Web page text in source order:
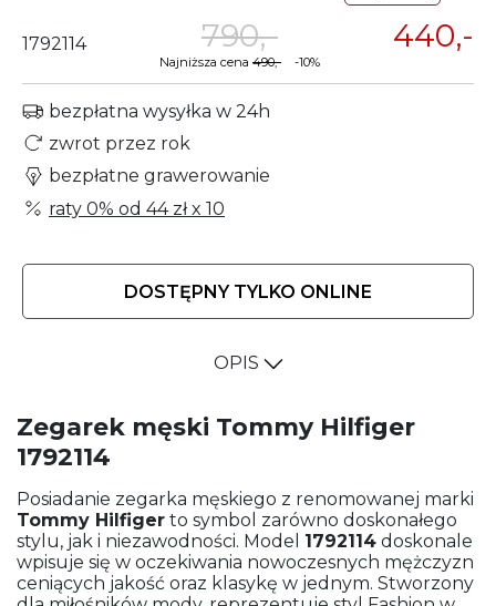
1792114 440,-
790,-
Najniższa cena 490,- -10%
bezpłatna wysyłka w 24h
zwrot przez rok
bezpłatne grawerowanie
raty 0% od 44 złx 10
DOSTĘPNY TYLKO ONLINE
OPIS
Zegarek męski Tommy Hilfiger
1792114
Posiadanie zegarka męskiego z renomowanej marki
Tommy Hilfiger to symbol zarówno doskonałego
stylu, jak i niezawodności. Model 1792114 doskonale
wpisuje się w oczekiwania nowoczesnych mężczyzn
ceniących jakość oraz klasykę w jednym. Stworzony